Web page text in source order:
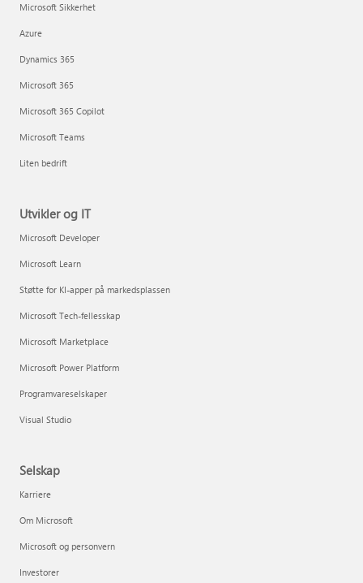
Microsoft Sikkerhet
Azure
Dynamics 365
Microsoft 365
Microsoft 365 Copilot
Microsoft Teams
Liten bedrift
Utvikler og IT
Microsoft Developer
Microsoft Learn
Støtte for KI-apper på markedsplassen
Microsoft Tech-fellesskap
Microsoft Marketplace
Microsoft Power Platform
Programvareselskaper
Visual Studio
Selskap
Karriere
Om Microsoft
Microsoft og personvern
Investorer